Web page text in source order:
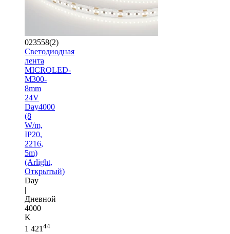
023558(2)
Светодиодная
лента
MICROLED-
M300-
8mm
24V
Day4000
(8
W/m,
IP20,
2216,
5m)
(Arlight,
Открытый)
Day
|
Дневной
4000
K
1 421 44